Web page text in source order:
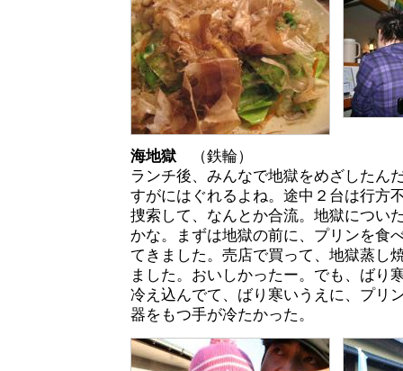
海地獄 （鉄輪）
ランチ後、みんなで地獄をめざしたん
すがにはぐれるよね。途中２台は行方
捜索して、なんとか合流。地獄につい
かな。まずは地獄の前に、プリンを食
てきました。売店で買って、地獄蒸し
ました。おいしかったー。でも、ばり
冷え込んでて、ばり寒いうえに、プリ
器をもつ手が冷たかった。